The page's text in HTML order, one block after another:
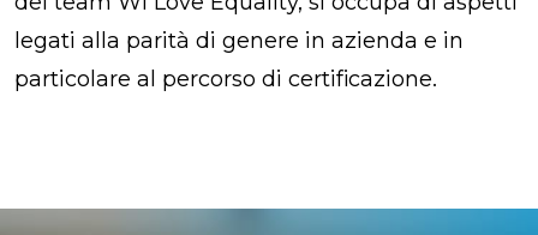
legati alla parità di genere in azienda e in
particolare al percorso di certificazione.